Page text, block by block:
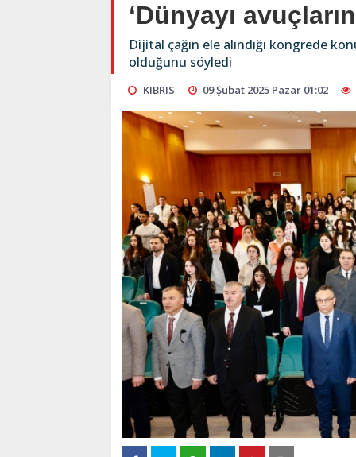
‘Dünyayı
Dijital çağın ele alındığı kongrede
olduğunu söyledi
KIBRIS 09 Şubat 2025 Pazar 01:02